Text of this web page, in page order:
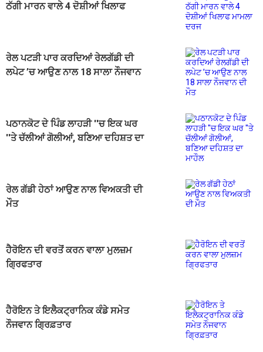
ਠੱਗੀ ਮਾਰਨ ਵਾਲੇ 4 ਦੋਸ਼ੀਆਂ ਖਿਲਾਫ
ਰੇਲ ਪਟੜੀ ਪਾਰ ਕਰਦਿਆਂ ਰੇਲਗੱਡੀ ਦੀ
ਲਪੇਟ ’ਚ ਆਉਣ ਨਾਲ 18 ਸਾਲਾ ਨੌਜਵਾਨ
ਪਠਾਨਕੋਟ ਦੇ ਪਿੰਡ ਲਾਹੜੀ ''ਚ ਇਕ ਘਰ
''ਤੇ ਚੱਲੀਆਂ ਗੋਲੀਆਂ, ਬਣਿਆ ਦਹਿਸ਼ਤ ਦਾ
ਰੇਲ ਗੱਡੀ ਹੇਠਾਂ ਆਉਣ ਨਾਲ ਵਿਅਕਤੀ ਦੀ
ਮੌਤ
ਹੈਰੋਇਨ ਦੀ ਵਰਤੋਂ ਕਰਨ ਵਾਲਾ ਮੁਲਜ਼ਮ
ਗ੍ਰਿਫਤਾਰ
ਹੈਰੋਇਨ ਤੇ ਇਲੈਕਟ੍ਰਾਨਿਕ ਕੰਡੇ ਸਮੇਤ
ਨੌਜਵਾਨ ਗ੍ਰਿਫ਼ਤਾਰ